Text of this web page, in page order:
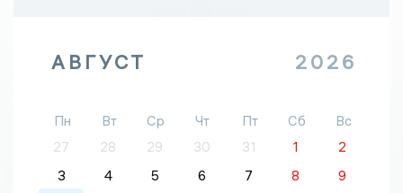
АВГУСТ 2026
Пн Вт Ср Чт Пт Сб
Вс
27
28 29 30 31 1
2
3
4 5 6 7 8
9